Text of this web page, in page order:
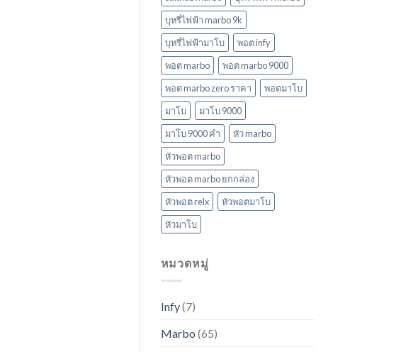
บุหรี่ไฟฟ้า marbo 9k
บุหรี่ไฟฟ้ามาโบ
พอต infy
พอต marbo
พอต marbo 9000
พอต marbo zero ราคา
พอตมาโบ
มาโบ
มาโบ 9000
มาโบ 9000 คํา
หัว marbo
หัวพอต marbo
หัวพอต marbo ยกกล่อง
หัวพอต relx
หัวพอตมาโบ
หัวมาโบ
หมวดหมู่
Infy(7)
Marbo (65)